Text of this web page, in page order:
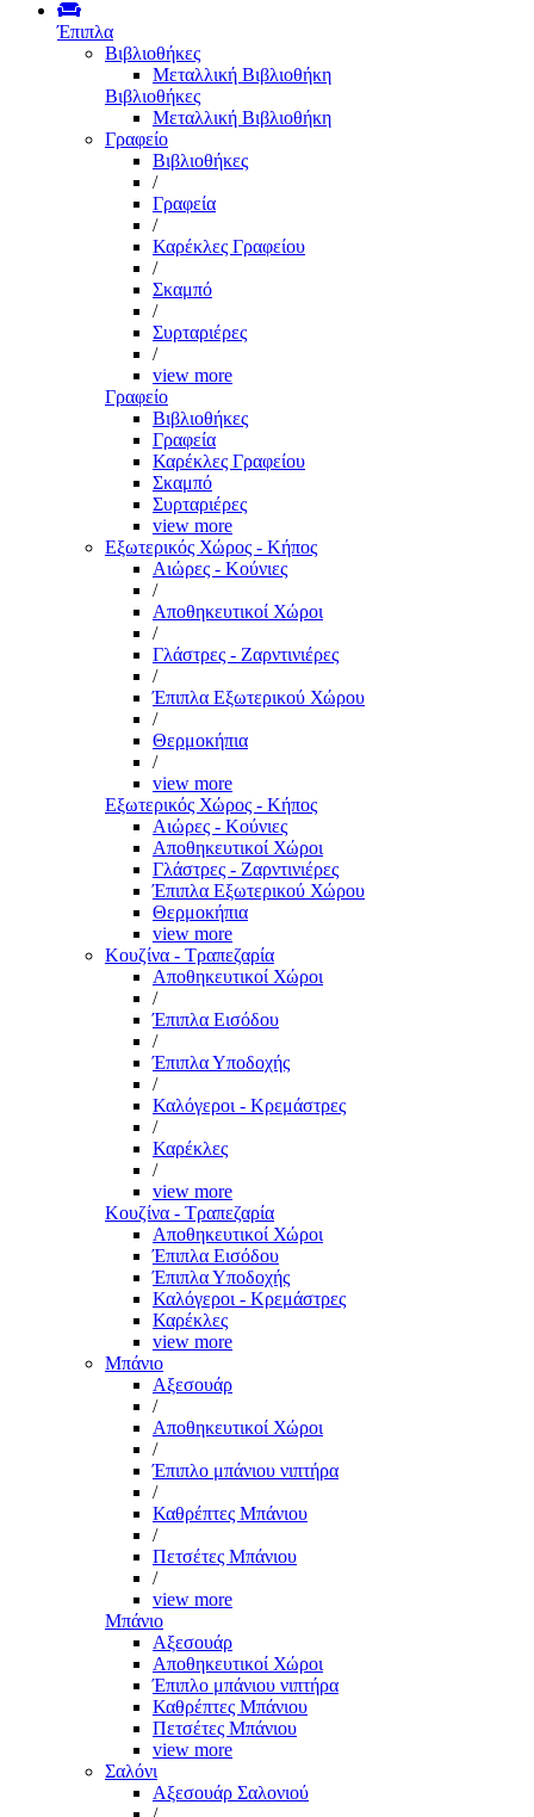
Έπιπλα
Βιβλιοθήκες
Μεταλλική Βιβλιοθήκη
Βιβλιοθήκες
Μεταλλική Βιβλιοθήκη
Γραφείο
Βιβλιοθήκες
/
Γραφεία
/
Καρέκλες Γραφείου
/
Σκαμπό
/
Συρταριέρες
/
view more
Γραφείο
Βιβλιοθήκες
Γραφεία
Καρέκλες Γραφείου
Σκαμπό
Συρταριέρες
view more
Εξωτερικός Χώρος - Κήπος
Αιώρες - Κούνιες
/
Αποθηκευτικοί Χώροι
/
Γλάστρες - Ζαρντινιέρες
/
Έπιπλα Εξωτερικού Χώρου
/
Θερμοκήπια
/
view more
Εξωτερικός Χώρος - Κήπος
Αιώρες - Κούνιες
Αποθηκευτικοί Χώροι
Γλάστρες - Ζαρντινιέρες
Έπιπλα Εξωτερικού Χώρου
Θερμοκήπια
view more
Κουζίνα - Τραπεζαρία
Αποθηκευτικοί Χώροι
/
Έπιπλα Εισόδου
/
Έπιπλα Υποδοχής
/
Καλόγεροι - Κρεμάστρες
/
Καρέκλες
/
view more
Κουζίνα - Τραπεζαρία
Αποθηκευτικοί Χώροι
Έπιπλα Εισόδου
Έπιπλα Υποδοχής
Καλόγεροι - Κρεμάστρες
Καρέκλες
view more
Μπάνιο
Αξεσουάρ
/
Αποθηκευτικοί Χώροι
/
Έπιπλο μπάνιου νιπτήρα
/
Καθρέπτες Μπάνιου
/
Πετσέτες Μπάνιου
/
view more
Μπάνιο
Αξεσουάρ
Αποθηκευτικοί Χώροι
Έπιπλο μπάνιου νιπτήρα
Καθρέπτες Μπάνιου
Πετσέτες Μπάνιου
view more
Σαλόνι
Αξεσουάρ Σαλονιού